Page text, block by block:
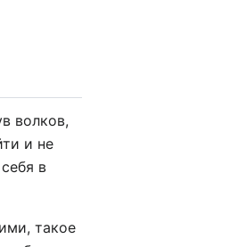
волков,
и не
в
такое